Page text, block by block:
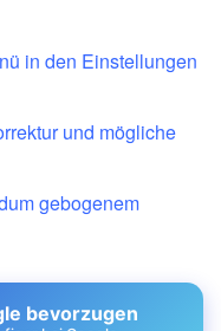
in den Einstellungen
und mögliche
gebogenem
bevorzugen